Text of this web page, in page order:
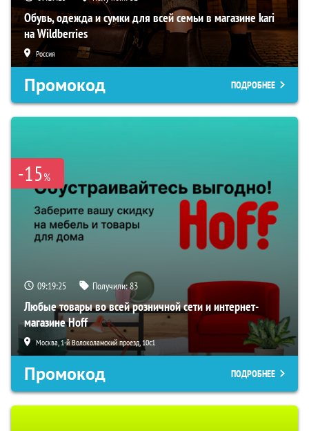
Обувь, одежда и сумки для всей семьи в магазине kari
на Wildberries
Россия
Промокод ПОДРОБНЕЕ
-15%
09:19:24 Получили:83
Любые товары во всей розничной сети и интернет-
магазине Hoff
Москва, 1-й Волоколамский проезд, 10с1
Промокод ПОДРОБНЕЕ